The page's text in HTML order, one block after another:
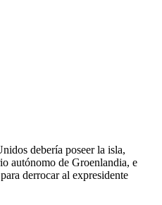
debería poseer la isla,
autónomo de Groenlandia, e
derrocar al expresidente